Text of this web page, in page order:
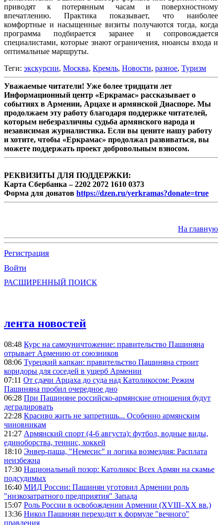
приводят к потерянным часам и поверхностному
впечатлению. Практика показывает, что наиболее
комфортные и насыщенные визиты получаются тогда, когда
программа подбирается заранее и сопровождается
специалистами, которые знают ограничения, нюансы входа и
оптимальные маршруты.
Теги: экскурсии, Москва, Кремль, Новости, разное, Туризм
Уважаемые читатели! Уже более тридцати лет
Информационный центр «Еркрамас» рассказывает о
событиях в Армении, Арцахе и армянской Диаспоре. Мы
продолжаем эту работу благодаря поддержке читателей,
которым небезразличны судьба армянского народа и
независимая журналистика. Если вы цените нашу работу
и хотите, чтобы «Еркрамас» продолжал развиваться, вы
можете поддержать проект добровольным взносом.
РЕКВИЗИТЫ ДЛЯ ПОДДЕРЖКИ:
Карта Сбербанка – 2202 2072 1610 0373
Форма для донатов https://dzen.ru/yerkramas?donate=true
На главную
Регистрация
Войти
РАСШИРЕННЫЙ ПОИСК
лента новостей
08:48 Курс на самоуничтожение: правительство Пашиняна
отрывает Армению от союзников
08:06 Турецкий капкан: правительство Пашиняна строит
коридоры для соседей в ущерб Армении
07:11 От сдачи Арцаха до суда над Католикосом: Режим
Пашиняна пробил очередное дно
06:28 При Пашиняне российско-армянские отношения будут
деградировать
22:28 Красиво жить не запретишь... Особенно армянским
чиновникам
21:27 Армянский спорт (4-6 августа): футбол, водные виды,
единоборства, теннис, хоккей
18:10 Энвер-паша, "Немесис" и логика возмездия: Расплата
неизбежна
17:30 Национальный позор: Католикос Всех Армян на скамье
подсудимых
16:40 МИД России: Пашинян уготовил Армении роль
"низкозатратного предприятия" Запада
15:07 Роль России в освобождении Армении (XVIII–XX вв.)
13:36 Никол Пашинян переходит к формуле "вечного"
правления